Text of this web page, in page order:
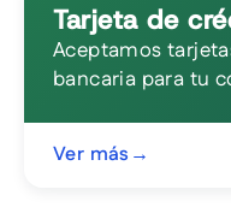
Tarjeta de
Aceptamos
bancaria para tu
Ver más →